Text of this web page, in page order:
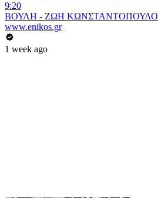
9:20
ΒΟΥΛΗ - ΖΩΗ
www.enikos.gr
1 week ago